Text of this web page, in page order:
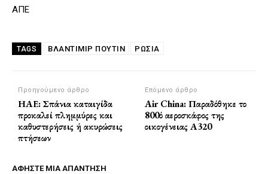
ΑΠΕ
TAGS ΒΛΑΝΤΊΜΙΡ ΠΟΎΤΙΝ ΡΩΣΙΑ
Προηγούμενο άρθρο
ΗΑΕ: Σπάνια καταιγίδα
προκαλεί πλημμύρες και
καθυστερήσεις ή ακυρώσεις
πτήσεων
Επόμενο άρθρο
Air China: Παραδόθηκε το
800ό αεροσκάφος της
οικογένειας Α320
ΑΦΗΣΤΕ ΜΙΑ ΑΠΑΝΤΗΣΗ